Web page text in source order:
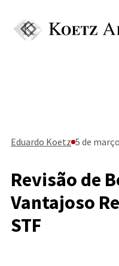
Eduardo Koetz 5 de
Revisão de
Vantajoso
STF